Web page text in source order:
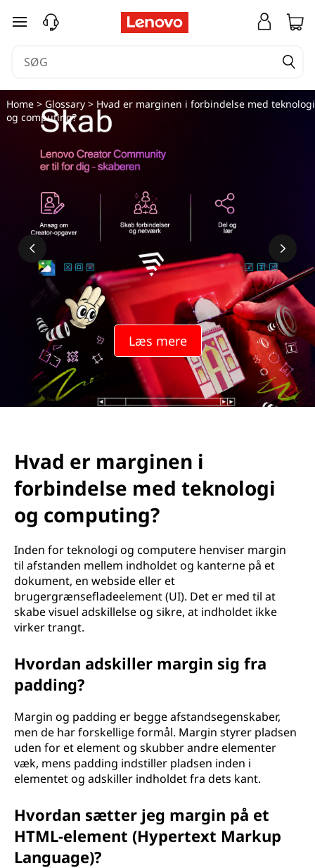
spring til hovedindhold
Læs mere
Home> Glossary> Hvad er marginen i forbindelse med teknologi
og computing?
Hvad er marginen i
forbindelse med teknologi
og computing?
Inden for teknologi og computere henviser margin
til afstanden mellem indholdet og kanterne på et
dokument, en webside eller et
brugergrænsefladeelement (UI). Det er med til at
skabe visuel adskillelse og sikre, at indholdet ikke
virker trangt.
Hvordan adskiller margin sig fra
padding?
Margin og padding er begge afstandsegenskaber,
men de har forskellige formål. Margin styrer pladsen
uden for et element og skubber andre elementer
væk, mens padding indstiller pladsen inden i
elementet og adskiller indholdet fra dets kant.
Hvordan sætter jeg margin på et
HTML-element (Hypertext Markup
Language)?